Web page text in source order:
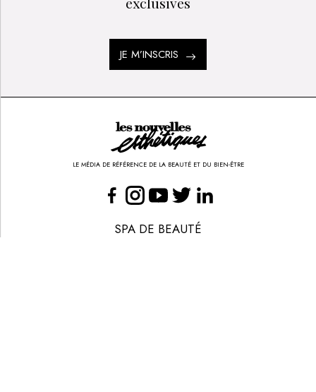
Inscrivez-vous à la Newsletter pour découvrir
des articles inédits et profiter de nos offres
exclusives